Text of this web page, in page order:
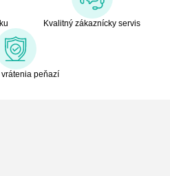
Kvalitný zákaznícky servis
peňazí